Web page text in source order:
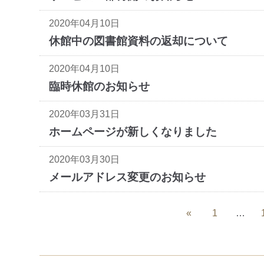
2020年04月10日
休館中の図書館資料の返却について
2020年04月10日
臨時休館のお知らせ
2020年03月31日
ホームページが新しくなりました
2020年03月30日
メールアドレス変更のお知らせ
« 1 …